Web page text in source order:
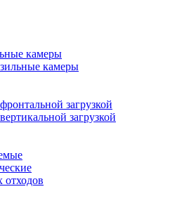
камеры
камеры
загрузкой
загрузкой